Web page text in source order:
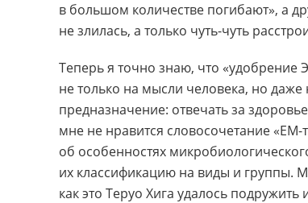
в большом количестве погибают», а
не злилась, а только чуть-чуть
Теперь я точно знаю, что «удобрение
не только на мысли человека, но
предназначение: отвечать за
мне не нравится словосочетание
об особенностях
их классификацию на виды и группы.
как это Теруо Хига удалось подружить